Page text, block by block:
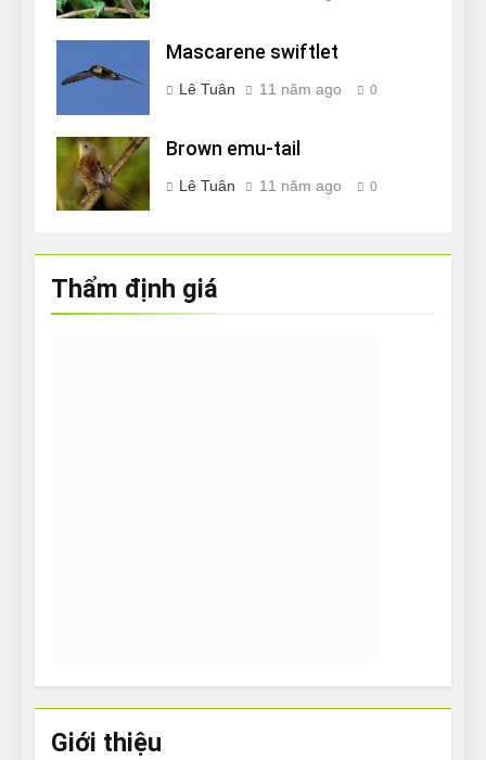
Mascarene swiftlet
Lê Tuân 11 năm ago 0
Brown emu-tail
Lê Tuân 11 năm ago 0
Thẩm định giá
Giới thiệu